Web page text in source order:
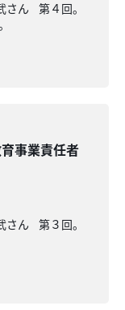
さん 第４回。
事業責任者
さん 第３回。